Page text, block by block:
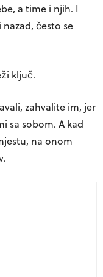
a time i njih. I
često se
ključ.
zahvalite im, jer
sa sobom. A kad
na onom